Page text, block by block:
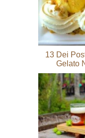
13 Dei
Gelato